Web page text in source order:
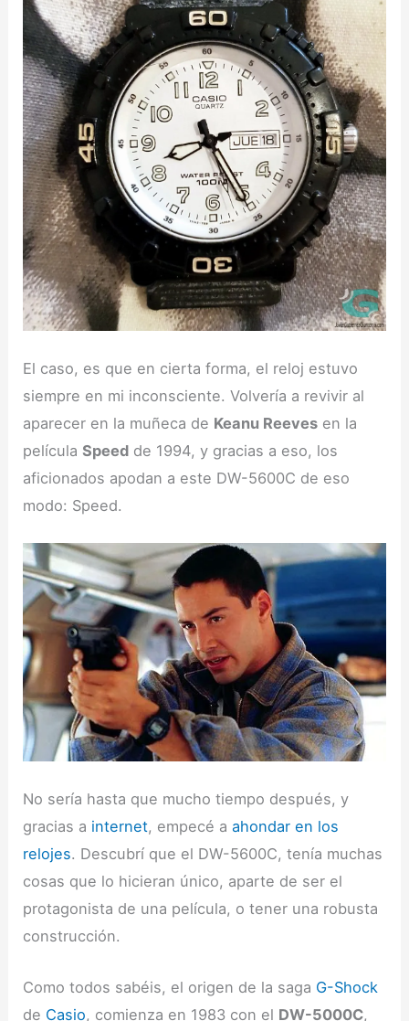
El caso, es que en cierta forma, el reloj estuvo
siempre en mi inconsciente. Volvería a revivir al
aparecer en la muñeca de Keanu Reeves en la
películaSpeed de 1994, y gracias a eso, los
aficionados apodan a este DW-5600C de eso
modo: Speed.
No sería hasta que mucho tiempo después, y
gracias a internet, empecé aahondar en los
relojes. Descubrí que el DW-5600C, tenía muchas
cosas que lo hicieran único, aparte de ser el
protagonista de una película, o tener una robusta
construcción.
Como todos sabéis, el origen de la saga G-Shock
de Casio, comienza en 1983 con el DW-5000C,